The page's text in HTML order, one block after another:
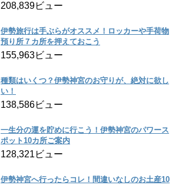
208,839ビュー
伊勢旅行は手ぶらがオススメ！ロッカーや手荷物
預り所７カ所を押えておこう
155,963ビュー
種類はいくつ？伊勢神宮のお守りが、絶対に欲し
い！
138,586ビュー
一生分の運を貯めに行こう！伊勢神宮のパワース
ポット10カ所ご案内
128,321ビュー
伊勢神宮へ行ったらコレ！間違いなしのお土産10